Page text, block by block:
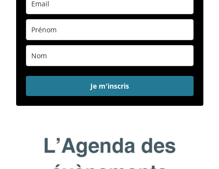
Je m'inscris